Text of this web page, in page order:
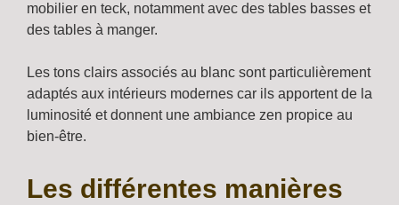
mobilier en teck, notamment avec des tables basses et
des tables à manger.
Les tons clairs associés au blanc sont particulièrement
adaptés aux intérieurs modernes car ils apportent de la
luminosité et donnent une ambiance zen propice au
bien-être.
Les différentes manières